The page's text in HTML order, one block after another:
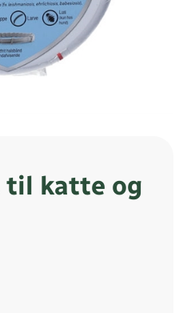
til katte og